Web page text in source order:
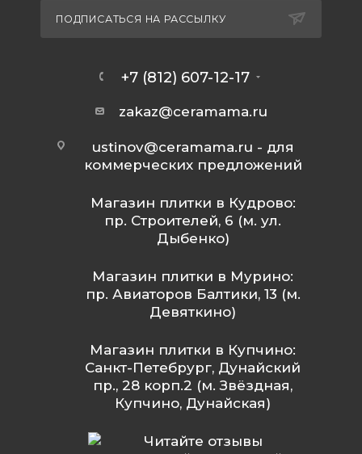
ПОДПИСАТЬСЯ НА РАССЫЛКУ
+7 (812) 607-12-17
zakaz@ceramama.ru
ustinov@ceramama.ru - для
коммерческих предложений
Магазин плитки в Кудрово:
пр. Строителей, 6 (м. ул.
Дыбенко)
Магазин плитки в Мурино:
пр. Авиаторов Балтики, 13 (м.
Девяткино)
Магазин плитки в Купчино:
Санкт-Петебрург, Дунайский
пр., 28 корп.2 (м. Звёздная,
Купчино, Дунайская)